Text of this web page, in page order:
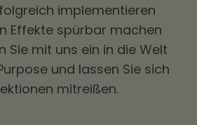
implementieren
Effekte spürbar machen
Sie mit uns ein in die Welt
und lassen Sie sich
mitreißen.